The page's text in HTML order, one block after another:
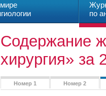
по
Содержание
хирургия» за
Номер 1 Номер 2